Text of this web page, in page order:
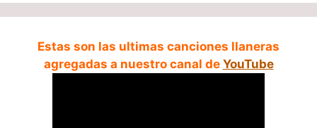
Estas son las ultimas canciones llaneras
agregadas a nuestro canal de YouTube